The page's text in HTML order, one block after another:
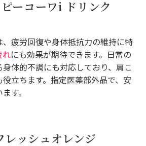
ーコーワi ドリンク
、疲労回復や身体抵抗力の維持に特
れにも効果が期待できます。日常の
体的不調にも対応しており、肩こ
立ちます。指定医薬部外品で、安
す。
レッシュオレンジ